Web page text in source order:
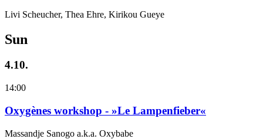
Livi Scheucher, Thea Ehre, Kirikou Gueye
Sun
4.10.
14:00
Oxygènes workshop - »Le Lampenfieber«
Massandje Sanogo a.k.a. Oxybabe